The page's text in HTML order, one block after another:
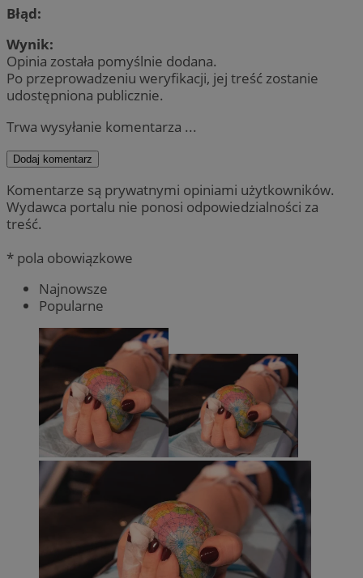
Błąd:
Wynik:
Opinia została pomyślnie dodana.
Po przeprowadzeniu weryfikacji, jej treść zostanie
udostępniona publicznie.
Trwa wysyłanie komentarza ...
Dodaj komentarz
Komentarze są prywatnymi opiniami użytkowników.
Wydawca portalu nie ponosi odpowiedzialności za
treść.
* pola obowiązkowe
Najnowsze
Popularne